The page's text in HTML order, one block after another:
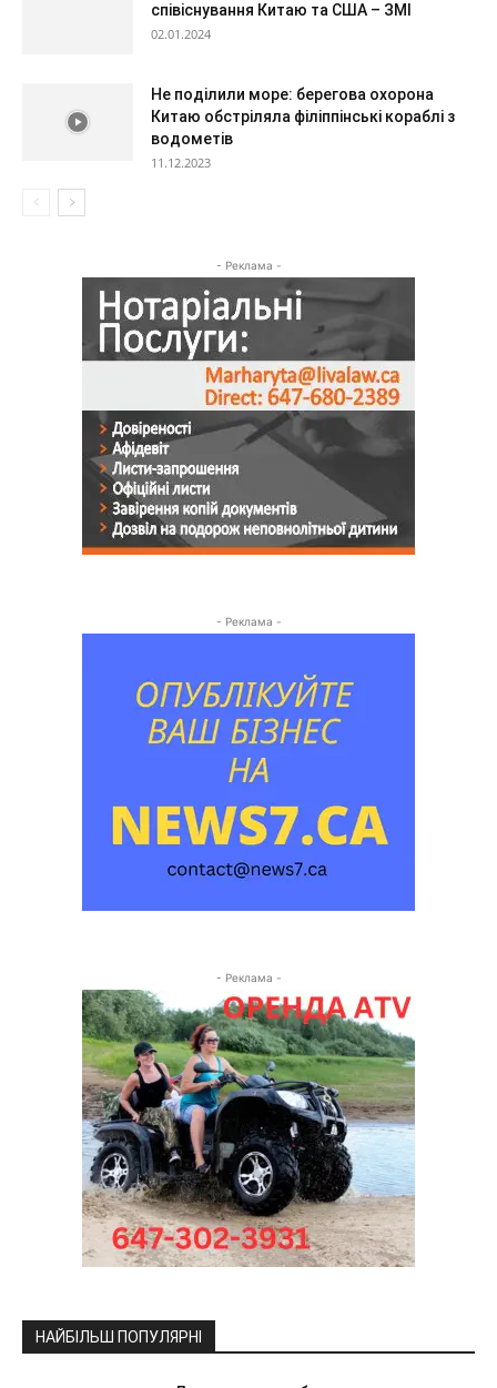
співіснування Китаю та США – ЗМІ
02.01.2024
Не поділили море: берегова охорона
Китаю обстріляла філіппінські кораблі з
водометів
11.12.2023
- Реклама -
- Реклама -
- Реклама -
НАЙБІЛЬШ ПОПУЛЯРНІ